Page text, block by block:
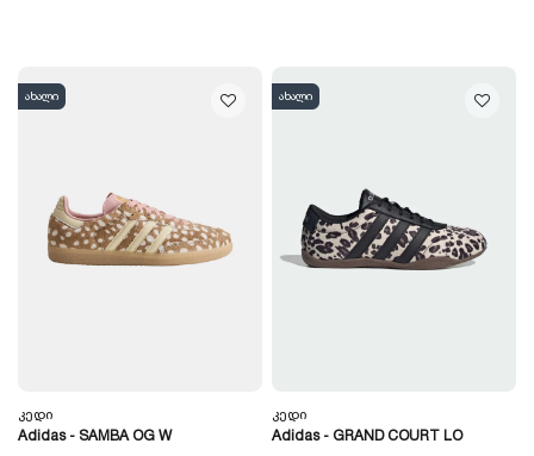
ახალი
Კედი
Adidas - SAMBA OG W
ახალი
Კედი
Adidas - GRAND COURT LO